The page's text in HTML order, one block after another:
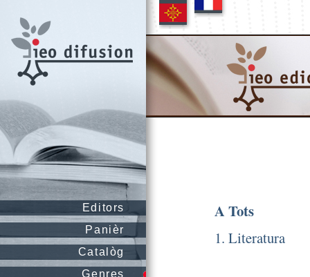
Editors
Panièr
Catalòg
Genres
A Tots
1. Literatura